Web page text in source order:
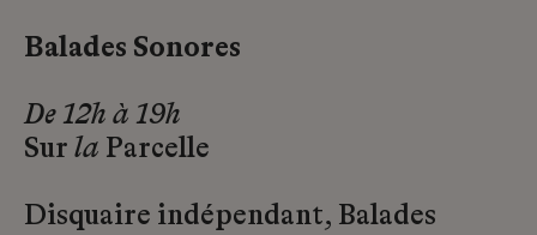
Balades Sonores
De 12h à 19h
Sur la Parcelle
Disquaire indépendant, Balades